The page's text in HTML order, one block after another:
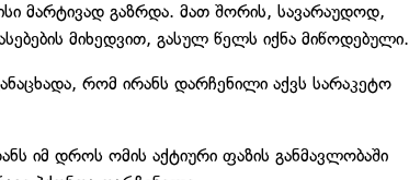
მარტივად გაზრდა. მათ შორის, სავარაუდოდ,
მიხედვით, გასულ წელს იქნა მიწოდებული.
რომ ირანს დარჩენილი აქვს სარაკეტო
იმ დროს ომის აქტიური ფაზის განმავლობაში